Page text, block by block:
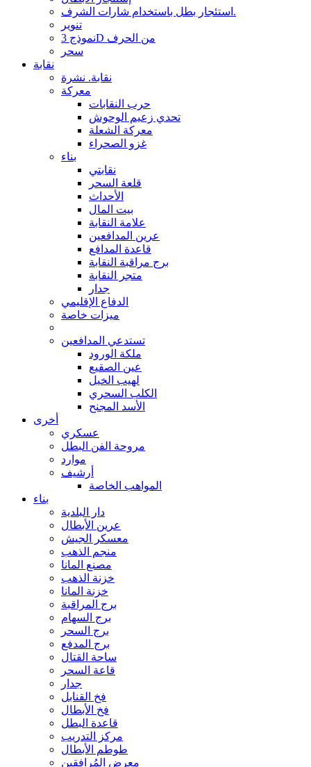
استئجار بطل باستخدام شارات الشرف.
تنوير
نموذج 3D من الحرف
سحر
نقابة
نقابة. نشرة
معركة
حرب النقابات
تحدي زعيم الوحوش
معركة الشعلة
غزو الصحراء
بناء
نقابتي
قلعة السحر
الأحداث
بيت المال
علامة النقابة
عرين المدافعين
قاعدة المدافع
برج مراقبة النقابة
متجر النقابة
جدار
الدفاع الإقليمي
ميزات خاصة
تستدعي المدافعين
ملكة الورود
عين الصقيع
لهيب الخيل
الكلب السحري
الأسد المجنح
أخرى
عسكري
مروحة الفن البطل
موارد
أرشيف
المواهب الخاصة
بناء
دار البلدية
عرين الأبطال
معسكر الجيش
منجم الذهب
مصنع المانا
خزنة الذهب
خزنة المانا
برج المراقبة
برج السهام
برج السحر
برج المدفع
ساحة القتال
قاعة السحر
جدار
فخ القنابل
فخ الأبطال
قاعدة البطل
مركز التدريب
طوطم الأبطال
معرض المُرافقين